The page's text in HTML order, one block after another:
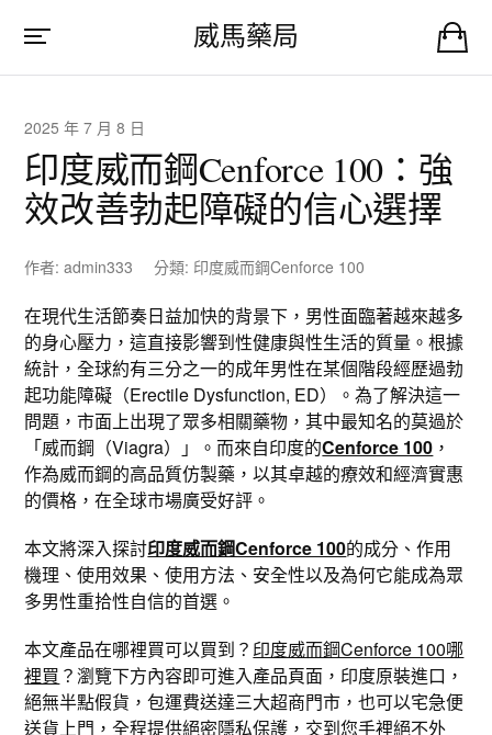
威馬藥局
2025 年 7 月 8 日
印度威而鋼Cenforce 100：強
效改善勃起障礙的信心選擇
作者:admin333 分類: 印度威而鋼Cenforce 100
在現代生活節奏日益加快的背景下，男性面臨著越來越多
的身心壓力，這直接影響到性健康與性生活的質量。根據
統計，全球約有三分之一的成年男性在某個階段經歷過勃
起功能障礙（Erectile Dysfunction, ED）。為了解決這一
問題，市面上出現了眾多相關藥物，其中最知名的莫過於
「威而鋼（Viagra）」。而來自印度的Cenforce 100 ，
作為威而鋼的高品質仿製藥，以其卓越的療效和經濟實惠
的價格，在全球市場廣受好評。
本文將深入探討印度威而鋼Cenforce 100的成分、作用
機理、使用效果、使用方法、安全性以及為何它能成為眾
多男性重拾性自信的首選。
本文產品在哪裡買可以買到？ 印度威而鋼Cenforce 100哪
裡買 ？瀏覽下方內容即可進入產品頁面，印度原裝進口，
絕無半點假貨，包運費送達三大超商門市，也可以宅急便
送貨上門，全程提供絕密隱私保護，交到您手裡絕不外